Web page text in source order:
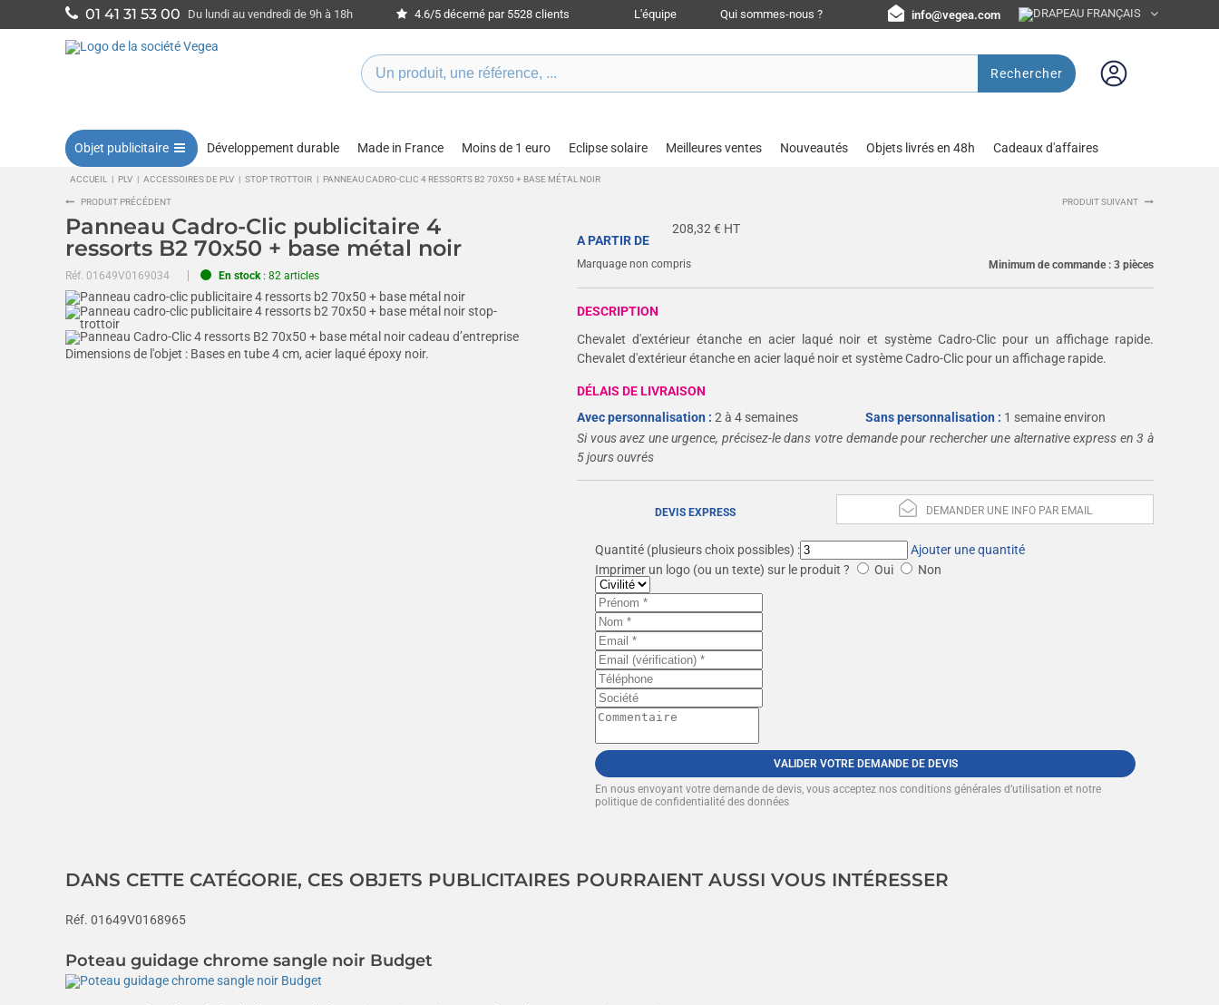
01 41 31 53 00 Du lundi au vendredi de 9h à 18h 4.6/5 décerné par 5528 clients L'équipe Qui sommes-nous ? info@vegea.com
Rechercher
Objet publicitaire Développement durable Made in France Moins de 1 euro Eclipse solaire Meilleures ventes Nouveautés Objets livrés en 48h Cadeaux d'affaires
ACCUEIL | PLV | ACCESSOIRES DE PLV | STOP TROTTOIR | PANNEAU CADRO-CLIC 4 RESSORTS B2 70X50 + BASE MÉTAL NOIR
PRODUIT PRÉCÉDENT PRODUIT SUIVANT
Panneau Cadro-Clic publicitaire 4
ressorts B2 70x50 + base métal noir
Réf. 01649V0169034 En stock: 82 articles
Dimensions de l'objet : Bases en tube 4 cm, acier laqué époxy noir.
208,32 € HT
A PARTIR DE
Marquage non compris Minimum de commande : 3 pièces
DESCRIPTION
Chevalet d'extérieur étanche en acier laqué noir et système Cadro-Clic pour un affichage rapide.
Chevalet d'extérieur étanche en acier laqué noir et système Cadro-Clic pour un affichage rapide.
DÉLAIS DE LIVRAISON
Avec personnalisation : 2 à 4 semaines Sans personnalisation : 1 semaine environ
Si vous avez une urgence, précisez-le dans votre demande pour rechercher une alternative express en 3 à
5 jours ouvrés
DEMANDER UNE INFO PAR EMAIL
DEVIS EXPRESS
Quantité (plusieurs choix possibles) :
Ajouter une quantité
Imprimer un logo (ou un texte) sur le produit ?
Oui Non
VALIDER VOTRE DEMANDE DE DEVIS
En nous envoyant votre demande de devis, vous acceptez nos conditions générales d’utilisation et notre
politique de confidentialité des données
DANS CETTE CATÉGORIE, CES OBJETS PUBLICITAIRES POURRAIENT AUSSI VOUS INTÉRESSER
Réf. 01649V0168965
Poteau guidage chrome sangle noir Budget